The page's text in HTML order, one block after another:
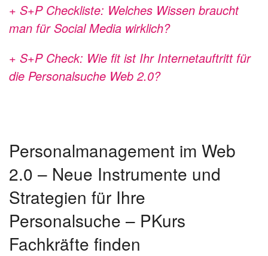
+ S+P Checkliste: Welches Wissen braucht
man für Social Media wirklich?
+ S+P Check: Wie fit ist Ihr Internetauftritt für
die Personalsuche Web 2.0?
Personalmanagement im Web
2.0 – Neue Instrumente und
Strategien für Ihre
Personalsuche – PKurs
Fachkräfte finden